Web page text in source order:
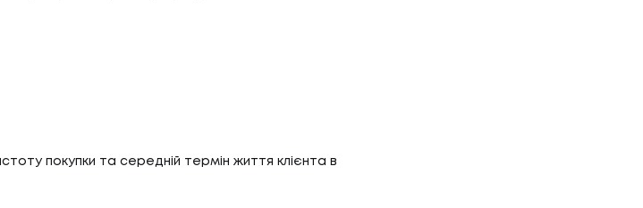
покупки та середній термін життя клієнта в